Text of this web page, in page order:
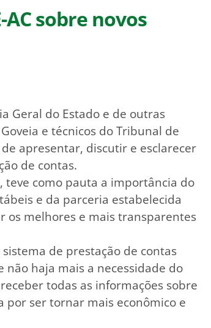
AC sobre novos
Geral do Estado e de outras
e técnicos do Tribunal de
de apresentar, discutir e esclarecer
de contas.
teve como pauta a importância do
e da parceria estabelecida
os melhores e mais transparentes
de prestação de contas
haja mais a necessidade do
todas as informações sobre
por ser tornar mais econômico e